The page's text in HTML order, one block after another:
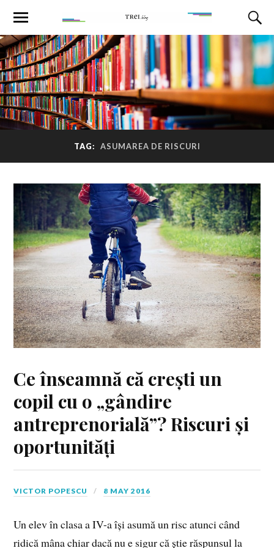
TAG: ASUMAREA DE RISCURI
Ce înseamnă că crești un
copil cu o „gândire
antreprenorială”? Riscuri și
oportunități
VICTOR POPESCU 8 MAY 2016
Un elev în clasa a IV-a își asumă un risc atunci când
ridică mâna chiar dacă nu e sigur că știe răspunsul la